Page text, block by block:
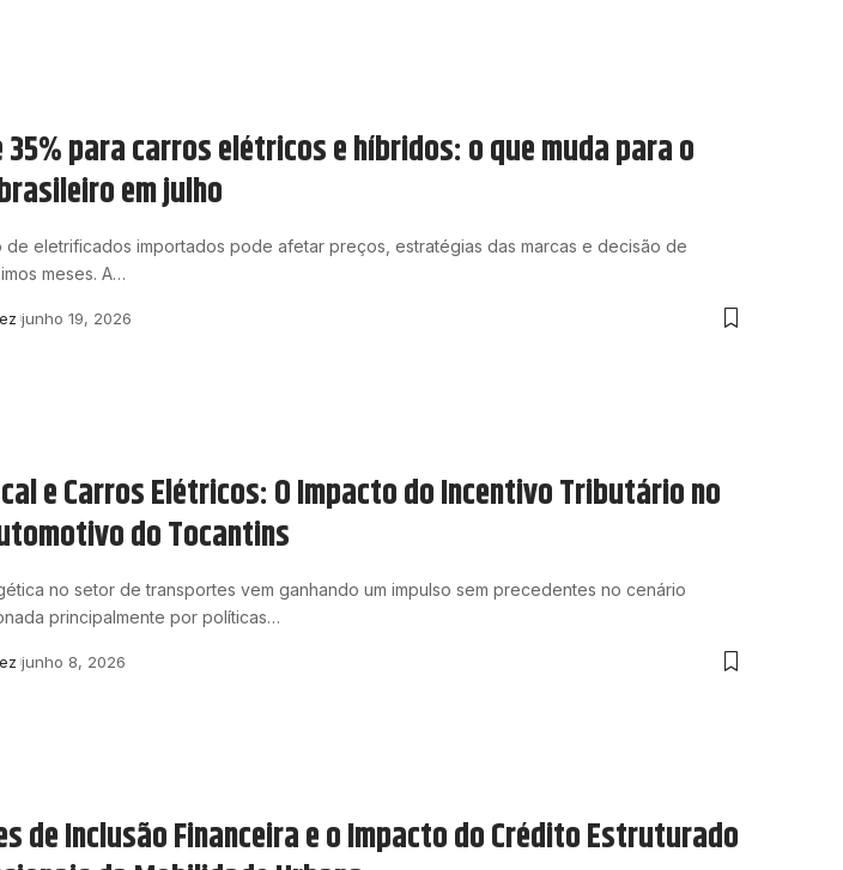
para carros elétricos e híbridos: o que muda para o
em julho
de eletrificados importados pode afetar preços, estratégias das marcas e decisão de
meses. A…
junho 19, 2026
e Carros Elétricos: O Impacto do Incentivo Tributário no
do Tocantins
no setor de transportes vem ganhando um impulso sem precedentes no cenário
principalmente por políticas…
junho 8, 2026
de Inclusão Financeira e o Impacto do Crédito Estruturado